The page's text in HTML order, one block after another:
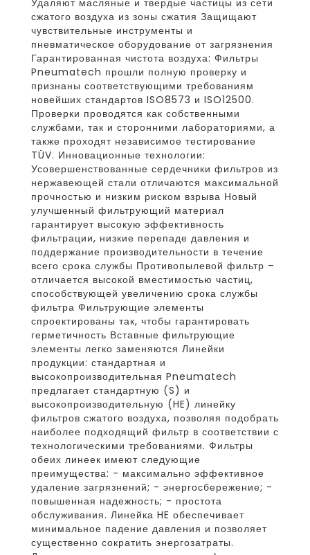
сжатого воздуха из зоны сжатия Защищают
чувствительные инструменты и
пневматическое оборудование от загрязнения
Гарантированная чистота воздуха: Фильтры
Pneumatech прошли полную проверку и
признаны соответствующими требованиям
новейших стандартов ISO8573 и ISO12500.
Проверки проводятся как собственными
службами, так и сторонними лабораториями, а
также проходят независимое тестирование
TÜV. Инновационные технологии:
Усовершенствованные сердечники фильтров из
нержавеющей стали отличаются максимальной
прочностью и низким риском взрыва Новый
улучшенный фильтрующий материал
гарантирует высокую эффективность
фильтрации, низкие перепаде давления и
поддержание производительности в течение
всего срока службы Противопылевой фильтр –
отличается высокой вместимостью частиц,
способствующей увеличению срока службы
фильтра Фильтрующие элементы
спроектированы так, чтобы гарантировать
герметичность Вставные фильтрующие
элементы легко заменяются Линейки
продукции: стандартная и
высокопроизводительная Pneumatech
предлагает стандартную (S) и
высокопроизводительную (HE) линейку
фильтров сжатого воздуха, позволяя подобрать
наиболее подходящий фильтр в соответствии с
технологическими требованиями. Фильтры
обеих линеек имеют следующие
преимущества: - максимально эффективное
удаление загрязнений; - энергосбережение; -
повышенная надежность; - простота
обслуживания. Линейка HE обеспечивает
минимальное падение давления и позволяет
существенно сократить энергозатраты.